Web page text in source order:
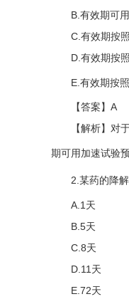
B.有效期可
C.有效期按
D.有效期按
E.有效期按
【答案】A
【解析】 对
期可用加速试验
2.某药的降
A.1天
B.5天
C.8天
D.11天
E.72天